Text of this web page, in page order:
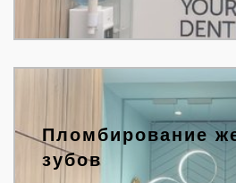
Пломбирование
зубов